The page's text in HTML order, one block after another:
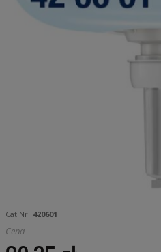
to
the
beginning
Cat Nr: 420601
Cena